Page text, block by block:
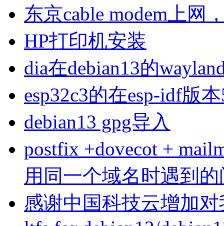
东京cable modem上网
HP打印机安装
dia在debian13的
esp32c3的在esp-idf版
debian13 gpg导入
postfix +dovecot +
用同一个域名时遇到
感谢中国科技云增加